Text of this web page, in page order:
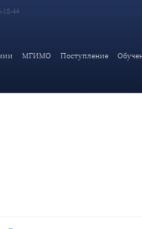
18-44
МГИМО Поступление
России при